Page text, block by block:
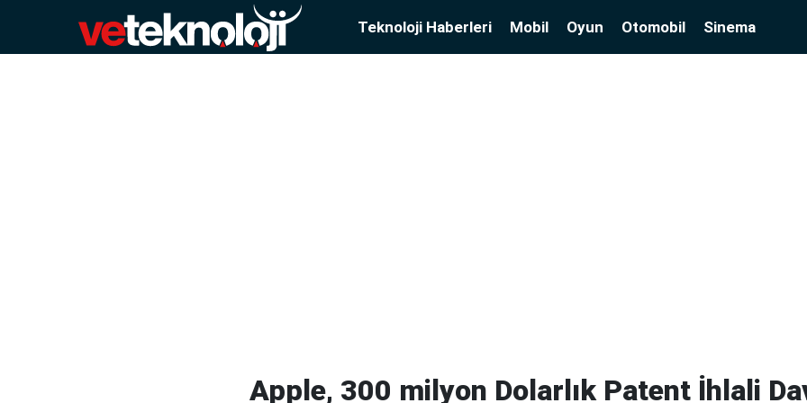
Teknoloji Haberleri Mobil Oyun Otomobil Sinema
Apple, 300 milyon Dolarlık Patent İhlali